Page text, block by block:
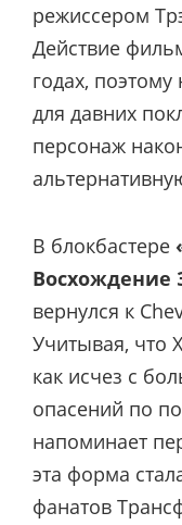
режиссером
Действие
годах,
для давних
персонаж
В блокбастере
Восхождение
вернулся к
Учитывая, что
как исчез с
опасений по
напоминает
эта форма
фанатов